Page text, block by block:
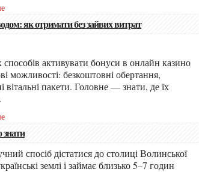
як отримати без зайвих витрат
можливості: безкоштовні обертання,
пакети. Головне — знати, де їх
знати
землі і займає близько 5–7 годин